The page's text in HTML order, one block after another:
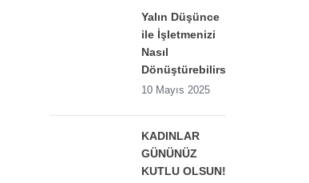
Yalın Düşünce
ile İşletmenizi
Nasıl
Dönüştürebilirsiniz?
10 Mayıs 2025
KADINLAR
GÜNÜNÜZ
KUTLU OLSUN!